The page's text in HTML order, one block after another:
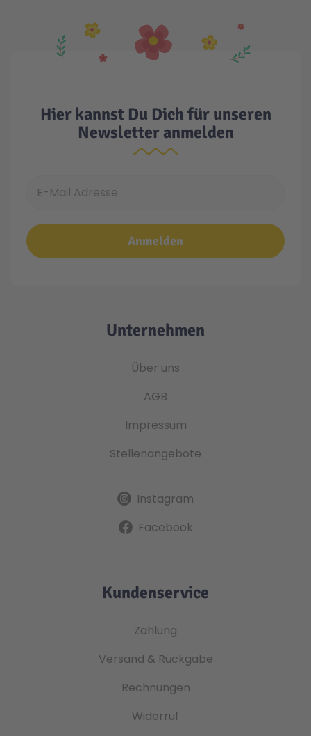
Hier kannst Du Dich für unseren
Newsletter anmelden
Anmelden
Unternehmen
Über uns
AGB
Impressum
Stellenangebote
Instagram
Facebook
Kundenservice
Zahlung
Versand & Rückgabe
Rechnungen
Widerruf